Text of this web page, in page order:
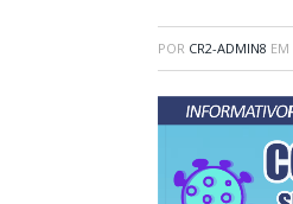
POR CR2-ADMIN8 EM